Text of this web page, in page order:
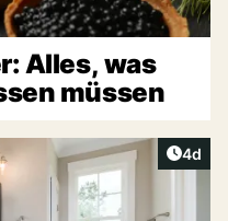
Alles, was
müssen
4d